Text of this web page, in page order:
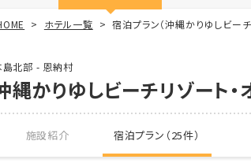
ホテル一覧 宿泊プラン（沖縄かりゆしビーチ
島北部 - 恩納村
縄かりゆしビーチリゾート・
施設紹介 宿泊プラン（25件）